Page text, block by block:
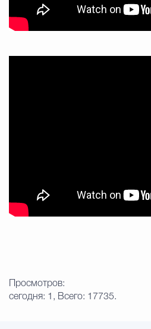
Просмотров:
сегодня: 1, Всего: 17735.